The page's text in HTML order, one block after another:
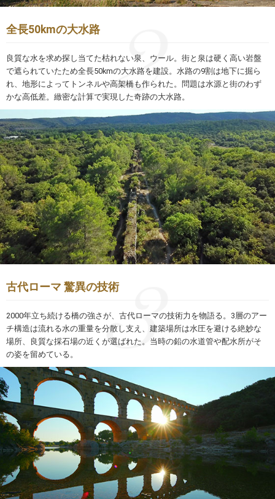
全長50kmの大水路
良質な水を求め探し当てた枯れない泉、ウール。街と泉は硬く高い岩盤
で遮られていたため全長50kmの大水路を建設。水路の9割は地下に掘ら
れ、地形によってトンネルや高架橋も作られた。問題は水源と街のわず
かな高低差。緻密な計算で実現した奇跡の大水路。
古代ローマ 驚異の技術
2000年立ち続ける橋の強さが、古代ローマの技術力を物語る。3層のアー
チ構造は流れる水の重量を分散し支え、建築場所は水圧を避ける絶妙な
場所、良質な採石場の近くが選ばれた。当時の鉛の水道管や配水所がそ
の姿を留めている。